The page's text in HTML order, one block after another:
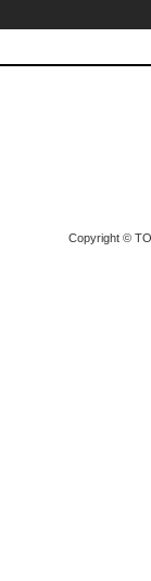
Copyright ©